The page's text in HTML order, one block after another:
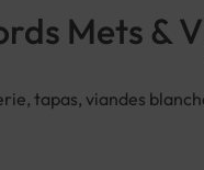
Mets &
tapas, viandes